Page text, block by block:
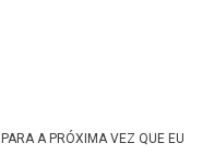
A PRÓXIMA VEZ QUE EU